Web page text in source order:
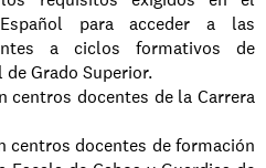
para acceder a las
a ciclos formativos de
Grado Superior.
centros docentes de la Carrera
centros docentes de formación